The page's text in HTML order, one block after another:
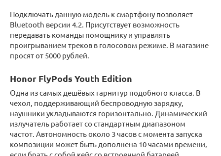
Подключать данную модель к смартфону позволяет
Bluetooth версии 4.2. Присутствует возможность
передавать команды помощнику и управлять
проигрыванием треков в голосовом режиме. В магазине
просят от 5000 рублей.
Honor FlyPods Youth Edition
Одна из самых дешёвых гарнитур подобного класса. В
чехол, поддерживающий беспроводную зарядку,
наушники укладываются горизонтально. Динамический
излучатель работает со стандартным диапазоном
частот. Автономность около 3 часов с момента запуска
композиции может быть дополнена 10 часами времени,